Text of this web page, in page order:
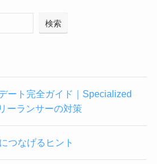
検索
ート完全ガイド｜Specialized
ーランサーの対策
つなげるヒント